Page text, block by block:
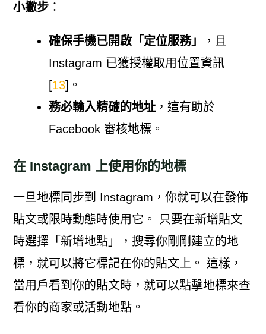
小撇步：
確保手機已開啟「定位服務」
，且
Instagram 已獲授權取用位置資訊
[13]。
務必輸入精確的地址，這有助於
Facebook 審核地標。
在 Instagram 上使用你的地標
一旦地標同步到 Instagram，你就可以在發佈
貼文或限時動態時使用它。 只要在新增貼文
時選擇「新增地點」，搜尋你剛剛建立的地
標，就可以將它標記在你的貼文上。 這樣，
當用戶看到你的貼文時，就可以點擊地標來查
看你的商家或活動地點。